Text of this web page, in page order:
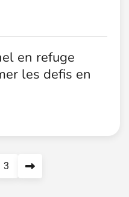
en refuge
les defis en
3